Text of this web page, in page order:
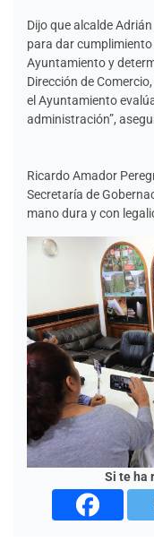
Dijo que alcalde
para dar
Ayuntamiento y
Dirección de
el Ayuntamiento
administración”,
Ricardo Amador
Secretaría de
mano dura y con
Si te ha